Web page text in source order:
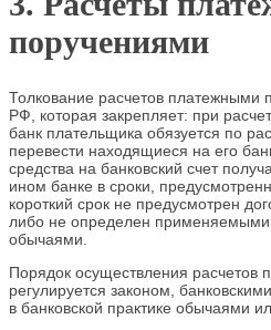
поручениями
Толкование расчетов платежными
РФ, которая закрепляет: при
банк плательщика обязуется по
перевести находящиеся на его
средства на банковский счет
ином банке в сроки,
короткий срок не предусмотрен
либо не определен применяемыми
обычаями.
Порядок осуществления расчетов
регулируется законом,
в банковской практике обычаями